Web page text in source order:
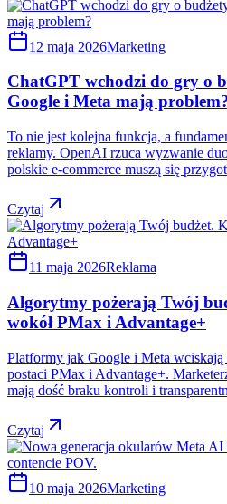
12 maja 2026Marketing
ChatGPT wchodzi do gry o
Google i Meta mają
To nie jest kolejna funkcja, a
reklamy. OpenAI rzuca wyzwanie
polskie e-commerce muszą się
Czytaj
11 maja 2026Reklama
Algorytmy pożerają Twój
wokół PMax i Advantage+
Platformy jak Google i Meta
postaci PMax i Advantage+.
mają dość braku kontroli i
Czytaj
10 maja 2026Marketing